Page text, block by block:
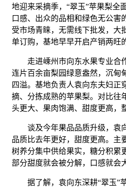
地迎来采摘季，“翠玉”苹果梨全
口感、出众的品相和绿色无公害
受市场青睐，无需线下批发，大
单订购，基地早早开启产销两旺
走进嵊州市向东水果专业合作
连片百余亩梨园绿意盎然，沉甸
四溢。基地负责人袁向东夫妇正
摘、分拣成熟的苹果梨。对比往
头更大、果肉饱满、甜度更高，
谈及今年果品品质升级，袁
品质比去年更好，甜度更高。主
树养分集中供给果实，糖分积累
部分甜度就会被分解，口感就会
据了解，袁向东深耕“翠玉”苹